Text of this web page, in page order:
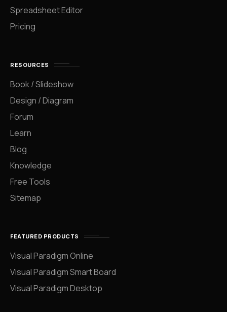
Spreadsheet Editor
Pricing
RESOURCES
Book / Slideshow
Design / Diagram
Forum
Learn
Blog
Knowledge
Free Tools
Sitemap
FEATURED PRODUCTS
Visual Paradigm Online
Visual Paradigm Smart Board
Visual Paradigm Desktop